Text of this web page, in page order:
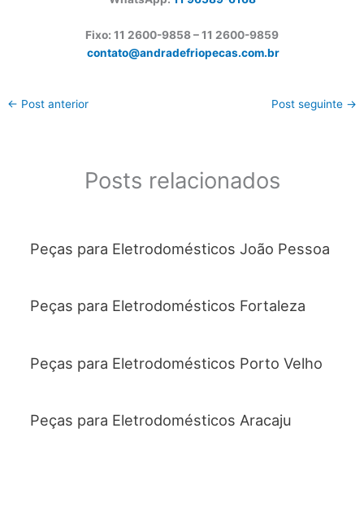
Fixo: 11 2600-9858 – 11 2600-9859
contato@andradefriopecas.com.br
← Post anterior Post seguinte →
Posts relacionados
Peças para Eletrodomésticos João Pessoa
Peças para Eletrodomésticos Fortaleza
Peças para Eletrodomésticos Porto Velho
Peças para Eletrodomésticos Aracaju